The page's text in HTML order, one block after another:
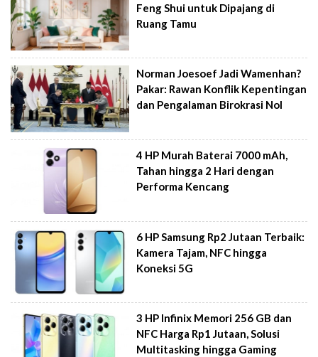
Feng Shui untuk Dipajang di
Ruang Tamu
Norman Joesoef Jadi Wamenhan?
Pakar: Rawan Konflik Kepentingan
dan Pengalaman Birokrasi Nol
4 HP Murah Baterai 7000 mAh,
Tahan hingga 2 Hari dengan
Performa Kencang
6 HP Samsung Rp2 Jutaan Terbaik:
Kamera Tajam, NFC hingga
Koneksi 5G
3 HP Infinix Memori 256 GB dan
NFC Harga Rp1 Jutaan, Solusi
Multitasking hingga Gaming